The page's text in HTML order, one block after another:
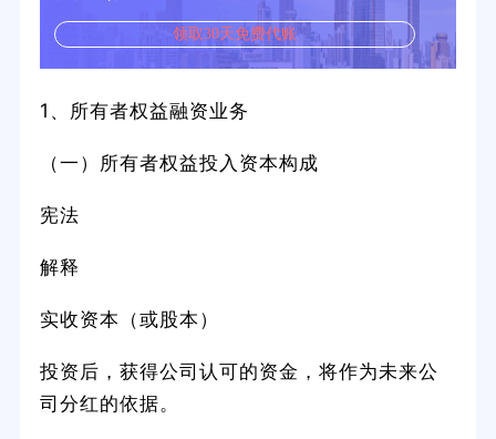
领取30天免费代账
1、所有者权益融资业务
（一）所有者权益投入资本构成
宪法
解释
实收资本（或股本）
投资后，获得公司认可的资金，将作为未来公
司分红的依据。